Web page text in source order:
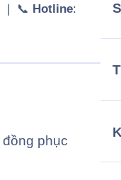
| 📞 Hotline: